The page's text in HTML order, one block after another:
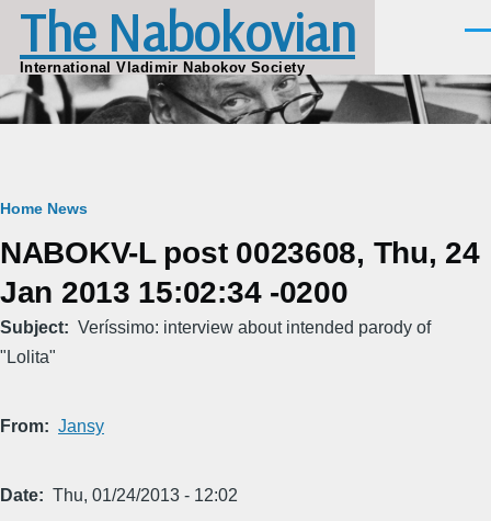
Skip to main content
The Nabokovian
International Vladimir Nabokov Society
Breadcrumb
Home News
NABOKV-L post 0023608, Thu, 24
Jan 2013 15:02:34 -0200
Subject
Veríssimo: interview about intended parody of
"Lolita"
From Jansy
Date Thu, 01/24/2013 - 12:02